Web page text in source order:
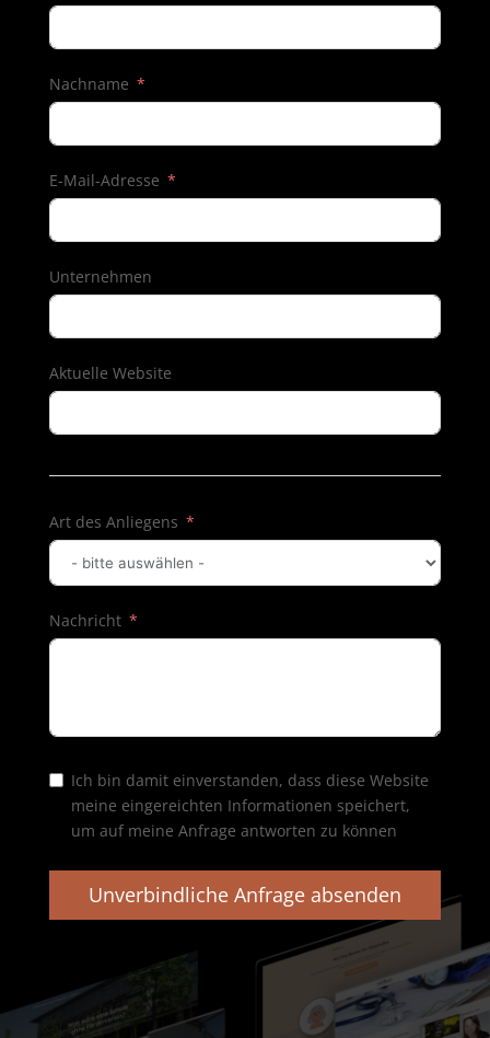
Nachname
E-Mail-Adresse
Unternehmen
Aktuelle Website
Art des Anliegens
Nachricht
Ich bin damit einverstanden, dass diese Website
meine eingereichten Informationen speichert,
um auf meine Anfrage antworten zu können
Unverbindliche Anfrage absenden